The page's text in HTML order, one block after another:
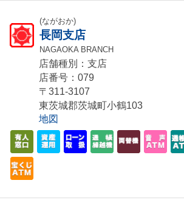
(ながおか)
長岡支店
NAGAOKA BRANCH
店舗種別：支店
店番号：079
〒311-3107
東茨城郡茨城町小鶴103
地図